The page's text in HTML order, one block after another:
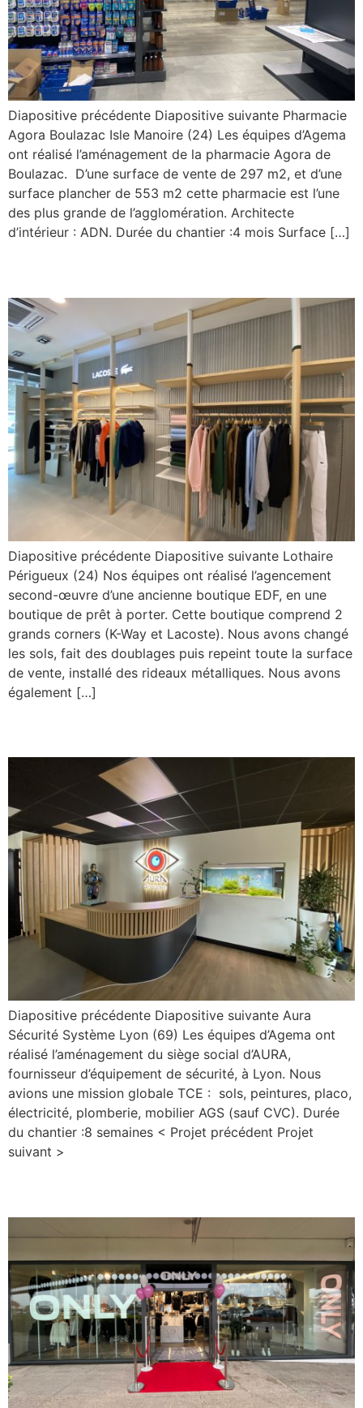
Diapositive précédente Diapositive suivante Pharmacie
Agora Boulazac Isle Manoire (24) Les équipes d’Agema
ont réalisé l’aménagement de la pharmacie Agora de
Boulazac. D’une surface de vente de 297 m2, et d’une
surface plancher de 553 m2 cette pharmacie est l’une
des plus grande de l’agglomération. Architecte
d’intérieur : ADN. Durée du chantier :4 mois Surface […]
Diapositive précédente Diapositive suivante Lothaire
Périgueux (24) Nos équipes ont réalisé l’agencement
second-œuvre d’une ancienne boutique EDF, en une
boutique de prêt à porter. Cette boutique comprend 2
grands corners (K-Way et Lacoste). Nous avons changé
les sols, fait des doublages puis repeint toute la surface
de vente, installé des rideaux métalliques. Nous avons
également […]
Diapositive précédente Diapositive suivante Aura
Sécurité Système Lyon (69) Les équipes d’Agema ont
réalisé l’aménagement du siège social d’AURA,
fournisseur d’équipement de sécurité, à Lyon. Nous
avions une mission globale TCE : sols, peintures, placo,
électricité, plomberie, mobilier AGS (sauf CVC). Durée
du chantier :8 semaines < Projet précédent Projet
suivant >